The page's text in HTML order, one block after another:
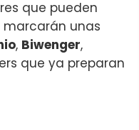
que pueden
unas
, Biwenger,
que ya preparan